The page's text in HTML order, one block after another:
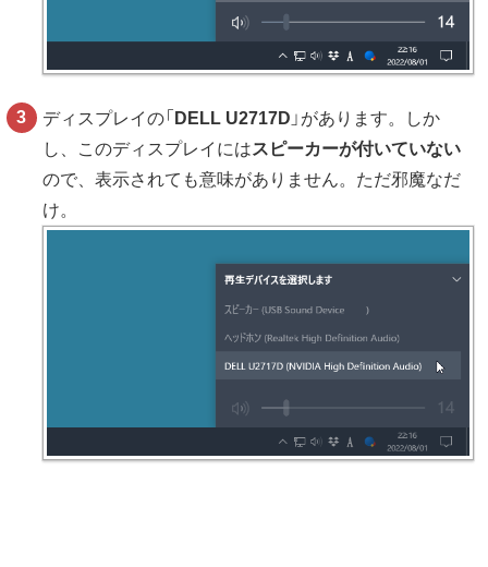
ディスプレイの「 DELL U2717D 」があります。しか
し、このディスプレイにはスピーカーが付いていない
ので、表示されても意味がありません。ただ邪魔なだ
け。